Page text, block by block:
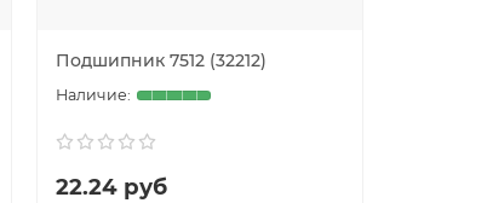
Подшипник 7512 (32212)
22.24 руб